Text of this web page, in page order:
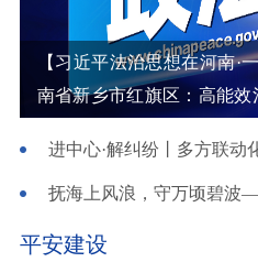
【习近平法治思想在河南·
南省新乡市红旗区：高能效
平安建设